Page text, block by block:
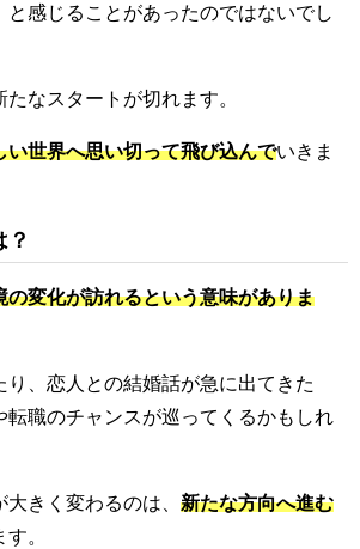
と感じることがあったのではないでし
たなスタートが切れます。
い世界へ思い切って飛び込んでいきま
？
の変化が訪れるという意味がありま
り、恋人との結婚話が急に出てきた
転職のチャンスが巡ってくるかもしれ
きく変わるのは、 新たな方向へ進む
。